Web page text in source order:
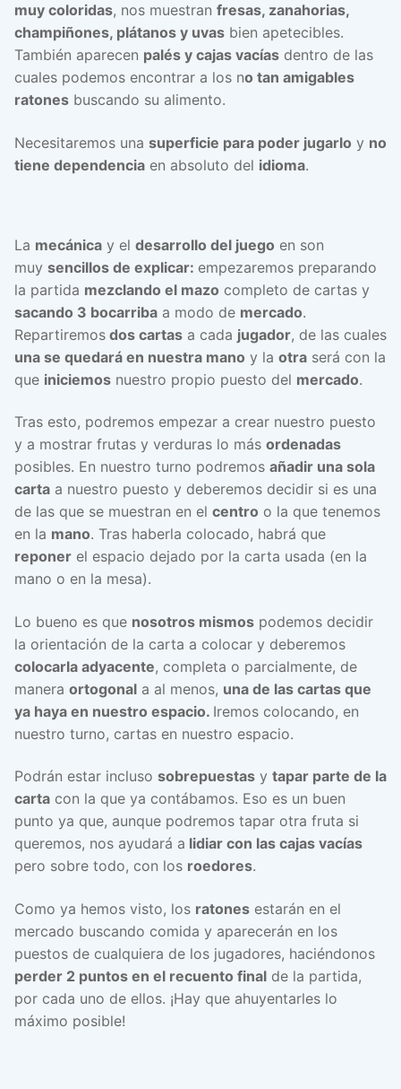
muy coloridas, nos muestran fresas, zanahorias,
champiñones, plátanos y uvas bien apetecibles.
También aparecen palés y cajas vacías dentro de las
cuales podemos encontrar a los no tan amigables
ratones buscando su alimento.
Necesitaremos una superficie para poder jugarlo y no
tiene dependencia en absoluto del idioma.
La mecánica y el desarrollo del juego en son
muy sencillos de explicar: empezaremos preparando
la partida mezclando el mazo completo de cartas y
sacando 3 bocarriba a modo de mercado.
Repartiremos dos cartas a cada jugador, de las cuales
una se quedará en nuestra mano y la otra será con la
que iniciemos nuestro propio puesto del mercado.
Tras esto, podremos empezar a crear nuestro puesto
y a mostrar frutas y verduras lo más ordenadas
posibles. En nuestro turno podremos añadir una sola
carta a nuestro puesto y deberemos decidir si es una
de las que se muestran en el centro o la que tenemos
en la mano. Tras haberla colocado, habrá que
reponer el espacio dejado por la carta usada (en la
mano o en la mesa).
Lo bueno es que nosotros mismos podemos decidir
la orientación de la carta a colocar y deberemos
colocarla adyacente, completa o parcialmente, de
manera ortogonal a al menos, una de las cartas que
ya haya en nuestro espacio. Iremos colocando, en
nuestro turno, cartas en nuestro espacio.
Podrán estar incluso sobrepuestas y tapar parte de la
carta con la que ya contábamos. Eso es un buen
punto ya que, aunque podremos tapar otra fruta si
queremos, nos ayudará a lidiar con las cajas vacías
pero sobre todo, con los roedores.
Como ya hemos visto, los ratones estarán en el
mercado buscando comida y aparecerán en los
puestos de cualquiera de los jugadores, haciéndonos
perder 2 puntos en el recuento final de la partida,
por cada uno de ellos. ¡Hay que ahuyentarles lo
máximo posible!